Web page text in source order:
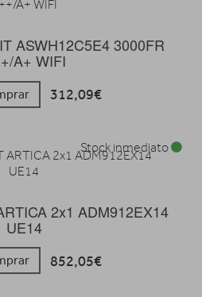
ASWH12C5E4 3000FR
A+ WIFI
312,09€
2x1 ADM912EX14
UE14
852,05€
Stock inmediato